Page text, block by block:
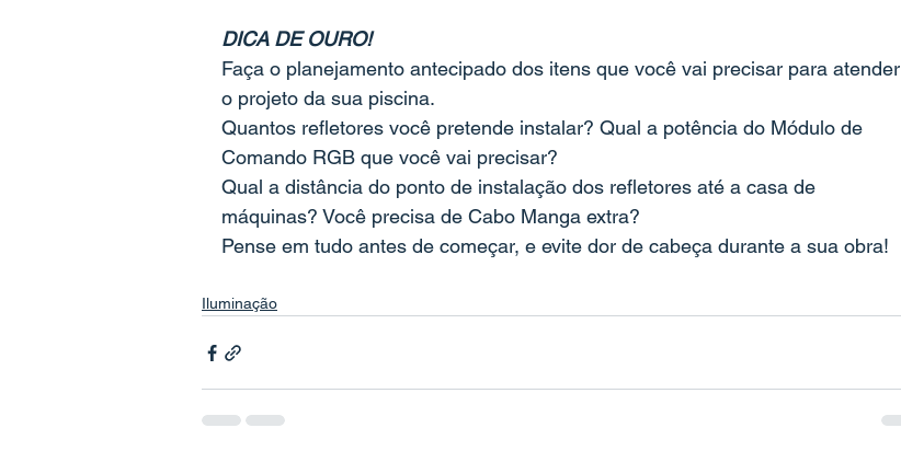
DICA DE OURO!
Faça o planejamento antecipado dos itens que você vai precisar para atender
o projeto da sua piscina.
Quantos refletores você pretende instalar? Qual a potência do Módulo de
Comando RGB que você vai precisar?
Qual a distância do ponto de instalação dos refletores até a casa de
máquinas? Você precisa de Cabo Manga extra?
Pense em tudo antes de começar, e evite dor de cabeça durante a sua obra!
Iluminação